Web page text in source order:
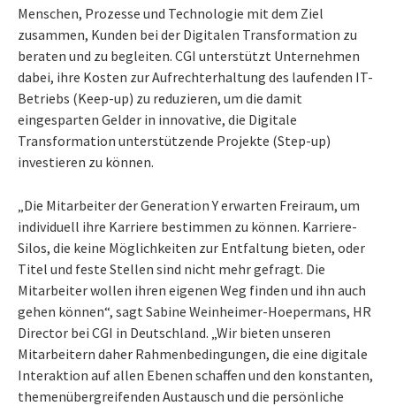
Menschen, Prozesse und Technologie mit dem Ziel
zusammen, Kunden bei der Digitalen Transformation zu
beraten und zu begleiten. CGI unterstützt Unternehmen
dabei, ihre Kosten zur Aufrechterhaltung des laufenden IT-
Betriebs (Keep-up) zu reduzieren, um die damit
eingesparten Gelder in innovative, die Digitale
Transformation unterstützende Projekte (Step-up)
investieren zu können.
„Die Mitarbeiter der Generation Y erwarten Freiraum, um
individuell ihre Karriere bestimmen zu können. Karriere-
Silos, die keine Möglichkeiten zur Entfaltung bieten, oder
Titel und feste Stellen sind nicht mehr gefragt. Die
Mitarbeiter wollen ihren eigenen Weg finden und ihn auch
gehen können“, sagt Sabine Weinheimer-Hoepermans, HR
Director bei CGI in Deutschland. „Wir bieten unseren
Mitarbeitern daher Rahmenbedingungen, die eine digitale
Interaktion auf allen Ebenen schaffen und den konstanten,
themenübergreifenden Austausch und die persönliche